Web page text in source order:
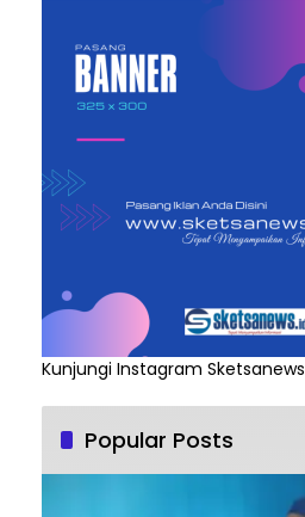
Kunjungi Instagram Sketsanews
Popular Posts